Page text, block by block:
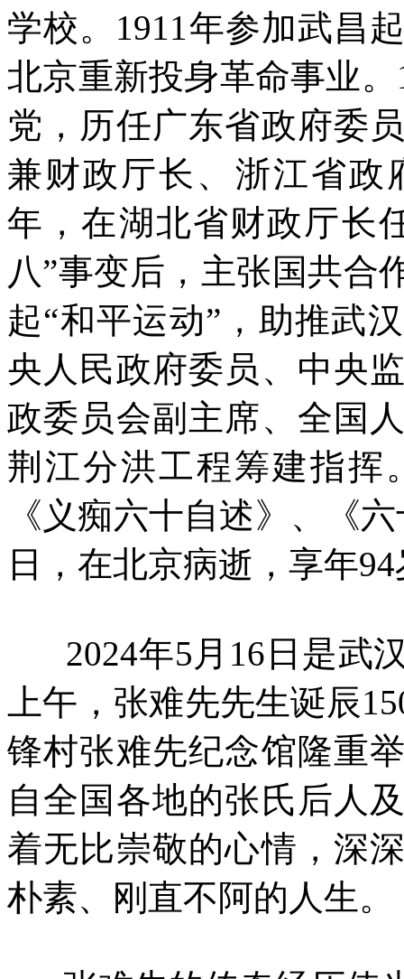
学校。1911年参加武昌
北京重新投身革命事业
党，历任广东省政府委
兼财政厅长、浙江省政
年，在湖北省财政厅长
八”事变后，主张国共合
起“和平运动”，助推武
央人民政府委员、中央
政委员会副主席、全国
荆江分洪工程筹建指挥
《义痴六十自述》、《
日，在北京病逝，享年
2024年5月16日是武
上午，张难先先生诞辰
锋村张难先纪念馆隆重
自全国各地的张氏后人
着无比崇敬的心情，深
朴素、刚直不阿的人生。